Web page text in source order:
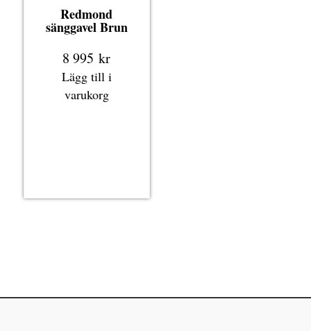
Redmond
sänggavel Brun
8 995kr
Lägg till i
varukorg